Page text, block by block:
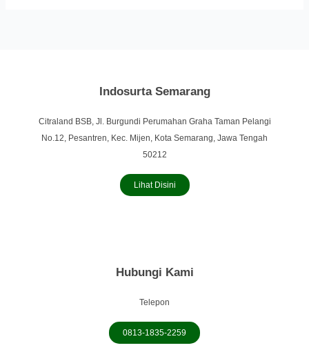
Indosurta Semarang
Citraland BSB, Jl. Burgundi Perumahan Graha Taman Pelangi
No.12, Pesantren, Kec. Mijen, Kota Semarang, Jawa Tengah
50212
Lihat Disini
Hubungi Kami
Telepon
0813-1835-2259